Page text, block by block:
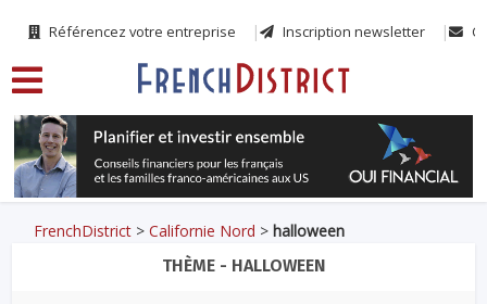
Référencez votre entreprise Inscription newsletter
FrenchDistrict >Californie Nord >halloween
THÈME - HALLOWEEN